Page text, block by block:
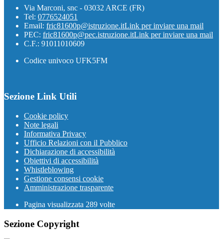
Via Marconi, snc - 03032 ARCE (FR)
Tel: 0776524051
Email: fric81600p@istruzione.itLink per inviare una mail
PEC: fric81600p@pec.istruzione.itLink per inviare una mail
C.F.: 91011010609
Codice univoco UFK5FM
Sezione Link Utili
Cookie policy
Note legali
Informativa Privacy
Ufficio Relazioni con il Pubblico
Dichiarazione di accessibilità
Obiettivi di accessibilità
Whistleblowing
Gestione consensi cookie
Amministrazione trasparente
Pagina visualizzata 289 volte
Sezione Copyright